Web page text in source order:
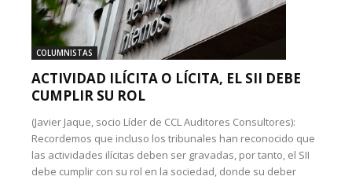
COLUMNISTAS
ACTIVIDAD ILÍCITA O LÍCITA, EL SII DEBE
CUMPLIR SU ROL
(Javier Jaque, socio Líder de CCL Auditores Consultores):
Recordemos que incluso los tribunales han reconocido que
las actividades ilícitas deben ser gravadas, por tanto, el SII
debe cumplir con su rol en la sociedad, donde su deber